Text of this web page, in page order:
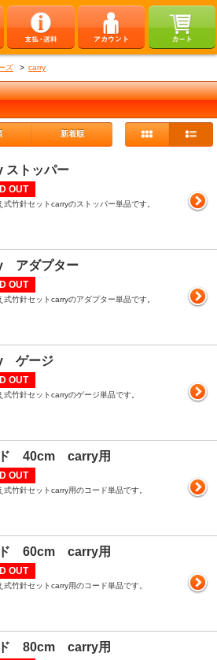
ズ > carry
新着順
ストッパー
OUT
式竹針セットcarryのストッパー単品です。
アダプター
OUT
式竹針セットcarryのアダプター単品です。
ゲージ
OUT
式竹針セットcarryのゲージ単品です。
ド 40cm carry用
OUT
式竹針セットcarry用のコード単品です。
ド 60cm carry用
OUT
式竹針セットcarry用のコード単品です。
ド 80cm carry用